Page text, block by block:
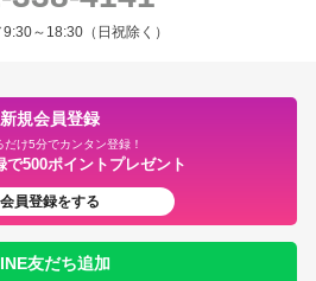
～18:30（日祝除く）
新規会員登録
だけ5分でカンタン登録！
で500ポイントプレゼント
会員登録をする
友だち追加